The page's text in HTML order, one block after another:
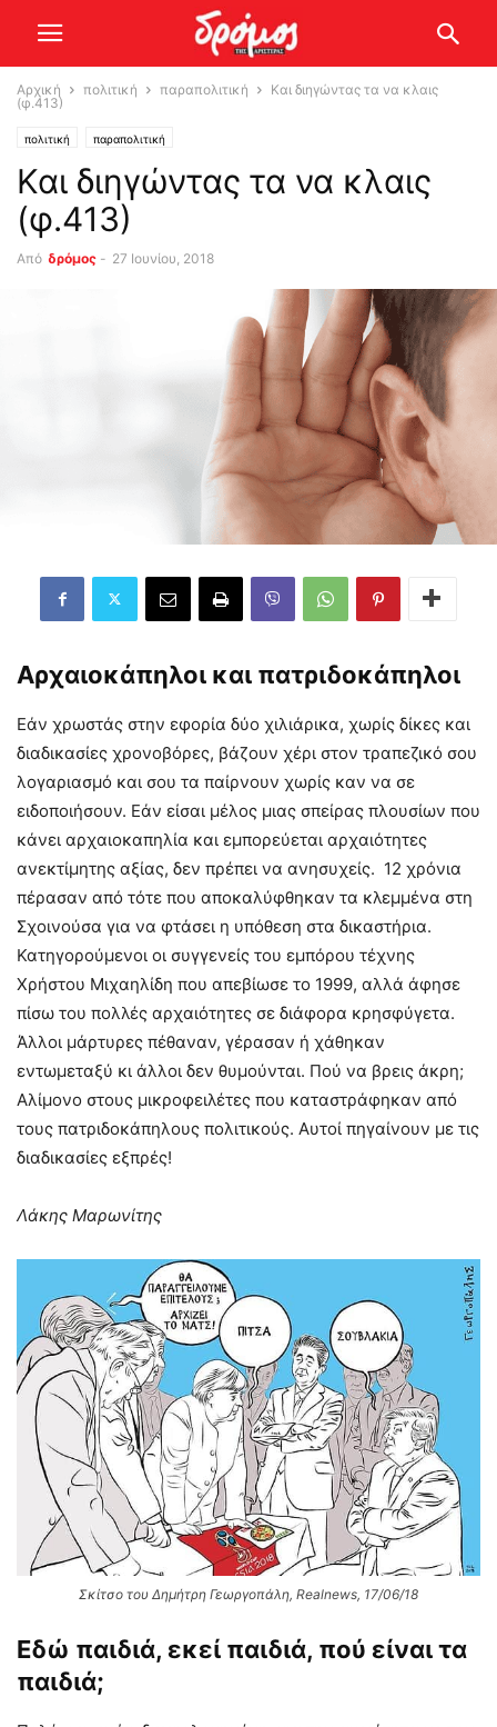
Αρχική πολιτική παραπολιτική
Και διηγώντας τα να κλαις
(φ.413)
πολιτική παραπολιτική
Και διηγώντας τα να κλαις
(φ.413)
Από δρόμος - 27 Ιουνίου, 2018
Αρχαιοκάπηλοι και πατριδοκάπηλοι
Εάν χρωστάς στην εφορία δύο χιλιάρικα, χωρίς δίκες και
διαδικασίες χρονοβόρες, βάζουν χέρι στον τραπεζικό σου
λογαριασμό και σου τα παίρνουν χωρίς καν να σε
ειδοποιήσουν. Εάν είσαι μέλος μιας σπείρας πλουσίων που
κάνει αρχαιοκαπηλία και εμπορεύεται αρχαιότητες
ανεκτίμητης αξίας, δεν πρέπει να ανησυχείς. 12 χρόνια
πέρασαν από τότε που αποκαλύφθηκαν τα κλεμμένα στη
Σχοινούσα για να φτάσει η υπόθεση στα δικαστήρια.
Κατηγορούμενοι οι συγγενείς του εμπόρου τέχνης
Χρήστου Μιχαηλίδη που απεβίωσε το 1999, αλλά άφησε
πίσω του πολλές αρχαιότητες σε διάφορα κρησφύγετα.
Άλλοι μάρτυρες πέθαναν, γέρασαν ή χάθηκαν
εντωμεταξύ κι άλλοι δεν θυμούνται. Πού να βρεις άκρη;
Αλίμονο στους μικροφειλέτες που καταστράφηκαν από
τους πατριδοκάπηλους πολιτικούς. Αυτοί πηγαίνουν με τις
διαδικασίες εξπρές!
Λάκης Μαρωνίτης
Σκίτσο του Δημήτρη Γεωργοπάλη, Realnews, 17/06/18
Εδώ παιδιά, εκεί παιδιά, πού είναι τα
παιδιά;